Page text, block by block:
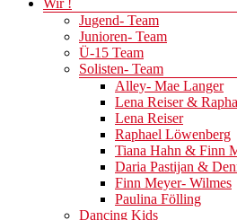
Wir !
Jugend- Team
Junioren- Team
Ü-15 Team
Solisten- Team
Alley- Mae Langer
Lena Reiser &
Lena Reiser
Raphael Löwenberg
Tiana Hahn & Finn
Daria Pastijan &
Finn Meyer- Wilmes
Paulina Fölling
Dancing Kids